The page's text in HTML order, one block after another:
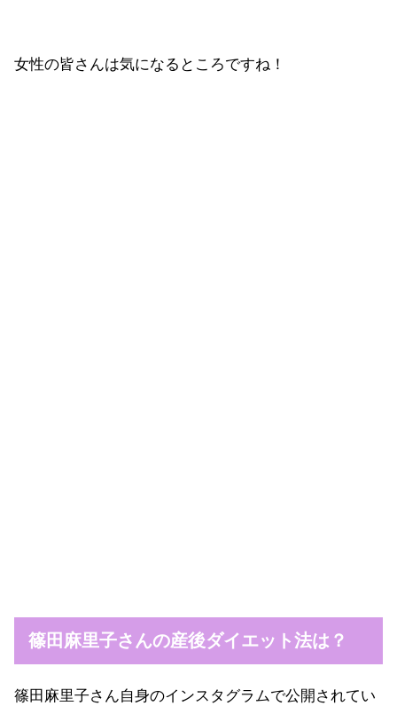
女性の皆さんは気になるところですね！
篠田麻里子さんの産後ダイエット法は？
篠田麻里子さん自身のインスタグラムで公開されてい